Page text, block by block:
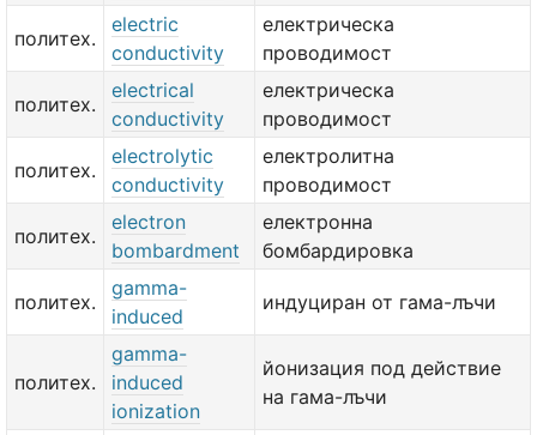
политех.
electric
conductivity
електрическа
проводимост
политех.
electrical
conductivity
електрическа
проводимост
политех.
electrolytic
conductivity
електролитна
проводимост
политех.
electron
bombardment
електронна
бомбардировка
политех.
gamma-
induced
индуциран от гама-лъчи
политех.
gamma-
induced
ionization
йонизация под действие
на гама-лъчи